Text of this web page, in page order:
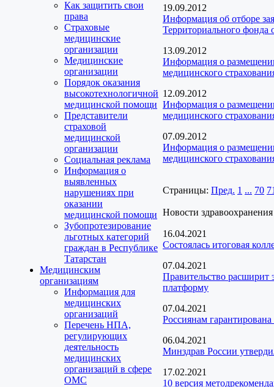
Как защитить свои
права
Страховые
медицинские
организации
Медицинские
организации
Порядок оказания
высокотехнологичной
медицинской помощи
Представители
страховой
медицинской
организации
Социальная реклама
Информация о
выявленных
нарушениях при
оказании
медицинской помощи
Зубопротезирование
льготных категорий
граждан в Республике
Татарстан
Медицинским
организациям
Информация для
медицинских
организаций
Перечень НПА,
регулирующих
деятельность
медицинских
организаций в сфере
ОМС
19.09.2012
Информация об отборе
Территориального фонда
13.09.2012
Информация о
медицинского
12.09.2012
Информация о
медицинского
07.09.2012
Информация о
медицинского
Страницы: Пред. 1 ... 70
Новости здравоохранения
16.04.2021
Состоялась итоговая
07.04.2021
Правительство расширит
платформу
07.04.2021
Россиянам
06.04.2021
Минздрав России
17.02.2021
10 версия